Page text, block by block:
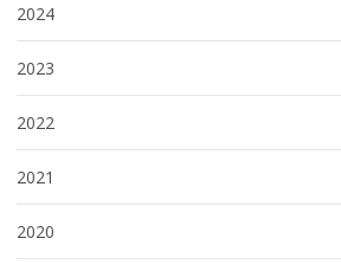
2024
2023
2022
2021
2020